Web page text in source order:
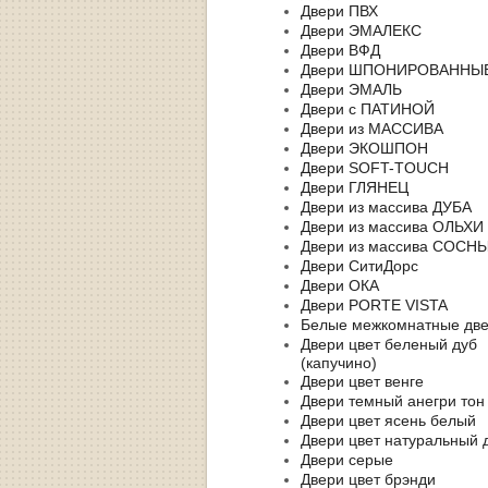
Двери ПВХ
Двери ЭМАЛЕКС
Двери ВФД
Двери
Двери ЭМАЛЬ
Двери с ПАТИНОЙ
Двери из МАССИВА
Двери ЭКОШПОН
Двери SOFT-TOUCH
Двери ГЛЯНЕЦ
Двери из массива ДУБА
Двери из массива ОЛЬХИ
Двери из массива
Двери СитиДорс
Двери ОКА
Двери PORTE VISTA
Белые межкомнатные
Двери цвет беленый дуб
(капучино)
Двери цвет венге
Двери темный анегри
Двери цвет ясень белый
Двери цвет натуральный
Двери серые
Двери цвет брэнди